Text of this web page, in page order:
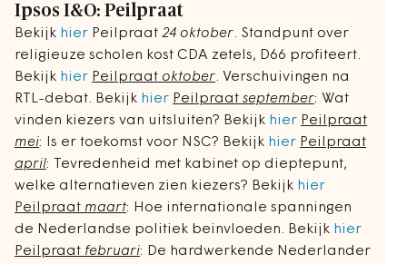
Ipsos I&O: Peilpraat
Bekijk hier Peilpraat 24 oktober. Standpunt over
religieuze scholen kost CDA zetels, D66 profiteert.
Bekijk hier Peilpraat oktober. Verschuivingen na
RTL-debat. Bekijk hier Peilpraat september: Wat
vinden kiezers van uitsluiten? Bekijk hier Peilpraat
mei: Is er toekomst voor NSC? Bekijk hier Peilpraat
april: Tevredenheid met kabinet op dieptepunt,
welke alternatieven zien kiezers? Bekijk hier
Peilpraat maart: Hoe internationale spanningen
de Nederlandse politiek beinvloeden. Bekijk hier
Peilpraat februari: De hardwerkende Nederlander